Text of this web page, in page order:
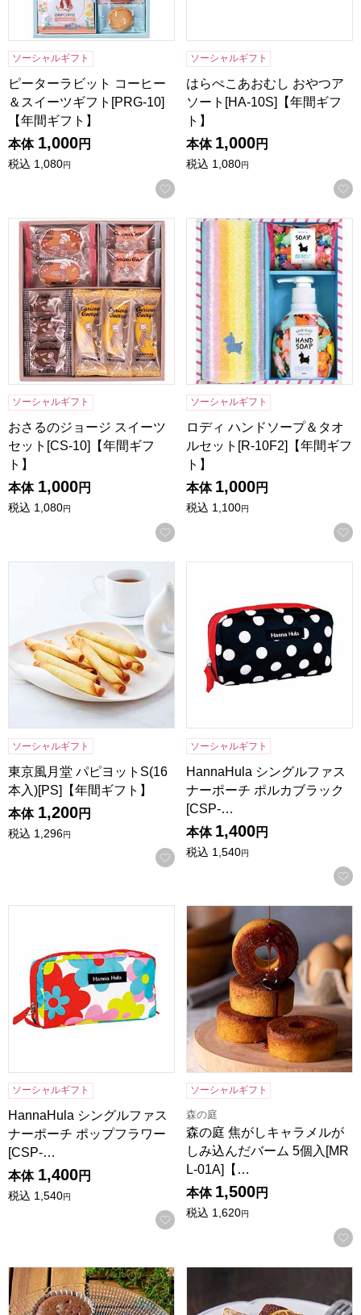
ソーシャルギフト
ピーターラビット コーヒー
＆スイーツギフト[PRG-10]
【年間ギフト】
本体 1,000円
税込 1,080円
お気に入りに登録する
ソーシャルギフト
はらぺこあおむし おやつア
ソート[HA-10S]【年間ギフ
ト】
本体 1,000円
税込 1,080円
おさるのジョージ スイーツセット[CS-10]【年間ギフト】
ソーシャルギフト
おさるのジョージ スイーツ
セット[CS-10]【年間ギフ
ト】
本体 1,000円
税込 1,080円
お気に入りに登録する
ロディ ハンドソープ＆タオ
ソーシャルギフト
ロディ ハンドソープ＆タオ
ルセット[R-10F2]【年間ギフ
ト】
本体 1,000円
税込 1,100円
東京風月堂 パピヨットS(16本入)[PS]【年間ギフト】
ソーシャルギフト
東京風月堂 パピヨットS(16
本入)[PS]【年間ギフト】
本体 1,200円
税込 1,296円
お気に入りに登録する
ソーシャルギフト
HannaHula シングルファス
ナーポーチ ポルカブラック
[CSP-…
本体 1,400円
税込 1,540円
HannaHula シングルファスナーポーチ ポップフラワー
ソーシャルギフト
HannaHula シングルファス
ナーポーチ ポップフラワー
[CSP-…
本体 1,400円
税込 1,540円
お気に入りに登録する
森の庭 焦がしキャラメルが
ソーシャルギフト
森の庭
森の庭 焦がしキャラメルが
しみ込んだバーム 5個入[MR
L-01A]【…
本体 1,500円
税込 1,620円
森の庭 焼き菓子アソート フラワーリース 7個入[MRM-01A]